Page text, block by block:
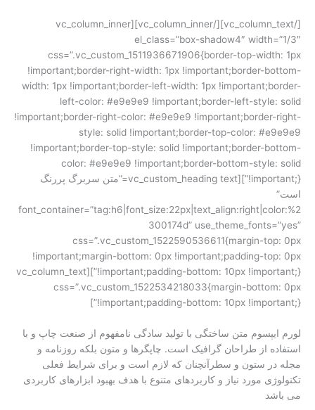
[/vc_column_text][/vc_column_inner][vc_column_inner
el_class=”box-shadow4″ width=”1/3″
css=”.vc_custom_1511936671906{border-top-width: 1px
!important;border-right-width: 1px !important;border-bottom-
width: 1px !important;border-left-width: 1px !important;border-
left-color: #e9e9e9 !important;border-left-style: solid
!important;border-right-color: #e9e9e9 !important;border-right-
style: solid !important;border-top-color: #e9e9e9
!important;border-top-style: solid !important;border-bottom-
color: #e9e9e9 !important;border-bottom-style: solid
!important;}”][vc_custom_heading text=”متن سربرگ پررنگ
است”
font_container=”tag:h6|font_size:22px|text_align:right|color:%2
300174d” use_theme_fonts=”yes”
css=”.vc_custom_1522590536611{margin-top: 0px
!important;margin-bottom: 0px !important;padding-top: 0px
!important;padding-bottom: 10px !important;}”][vc_column_text
css=”.vc_custom_1522534218033{margin-bottom: 0px
!important;padding-bottom: 10px !important;}”]
لورم ایپسوم متن ساختگی با تولید سادگی نامفهوم از صنعت چاپ و با
استفاده از طراحان گرافیک است. چاپگرها و متون بلکه روزنامه و
مجله در ستون و سطرآنچنان که لازم است و برای شرایط فعلی
تکنولوژی مورد نیاز و کاربردهای متنوع با هدف بهبود ابزارهای کاربردی
می باشد